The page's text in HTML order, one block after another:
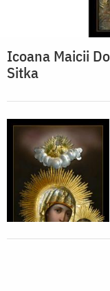
Icoana Maicii
Sitka